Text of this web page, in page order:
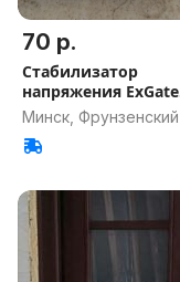
70 р.
Стабилизатор
напряжения ExGate
Master Turbo AVS-50
Минск, Фрунзенский